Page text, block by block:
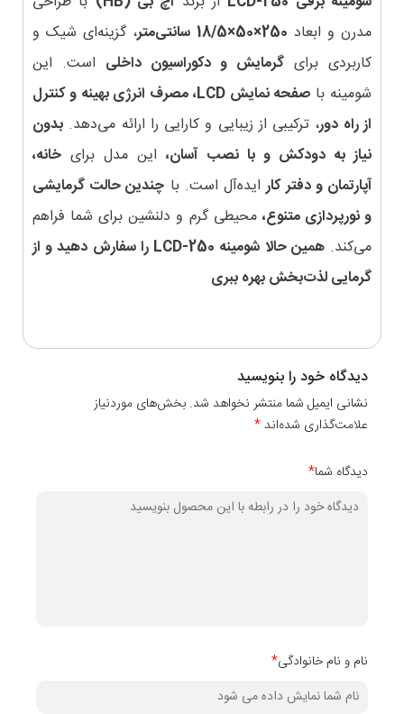
مدرن و ابعاد 250×50×18/5 سانتی‌متر
، گزینه‌ای شیک و
کاربردی برای گرمایش و دکوراسیون داخلی است. این
شومینه با
صفحه نمایش LCD، مصرف انرژی بهینه و کنترل
از راه دور، ترکیبی از زیبایی و کارایی را ارائه می‌دهد. بدون
نیاز به دودکش و با نصب آسان،این مدل برای خانه،
آپارتمان و دفتر کارایده‌آل است. با چندین حالت گرمایشی
و نورپردازی متنوع، محیطی گرم و دلنشین برای شما فراهم
می‌کند.
همین حالا شومینه LCD-250 را سفارش دهید و از
گرمایی لذت‌بخش بهره ببری
دیدگاه خود را بنویسید
نشانی ایمیل شما منتشر نخواهد شد. بخش‌های موردنیاز
علامت‌گذاری شده‌اند*
دیدگاه شما*
نام و نام خانوادگی*